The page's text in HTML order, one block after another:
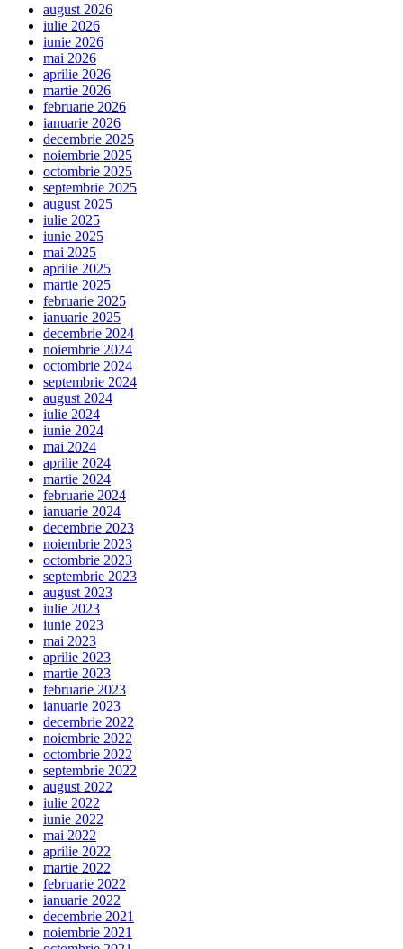
august 2026
iulie 2026
iunie 2026
mai 2026
aprilie 2026
martie 2026
februarie 2026
ianuarie 2026
decembrie 2025
noiembrie 2025
octombrie 2025
septembrie 2025
august 2025
iulie 2025
iunie 2025
mai 2025
aprilie 2025
martie 2025
februarie 2025
ianuarie 2025
decembrie 2024
noiembrie 2024
octombrie 2024
septembrie 2024
august 2024
iulie 2024
iunie 2024
mai 2024
aprilie 2024
martie 2024
februarie 2024
ianuarie 2024
decembrie 2023
noiembrie 2023
octombrie 2023
septembrie 2023
august 2023
iulie 2023
iunie 2023
mai 2023
aprilie 2023
martie 2023
februarie 2023
ianuarie 2023
decembrie 2022
noiembrie 2022
octombrie 2022
septembrie 2022
august 2022
iulie 2022
iunie 2022
mai 2022
aprilie 2022
martie 2022
februarie 2022
ianuarie 2022
decembrie 2021
noiembrie 2021